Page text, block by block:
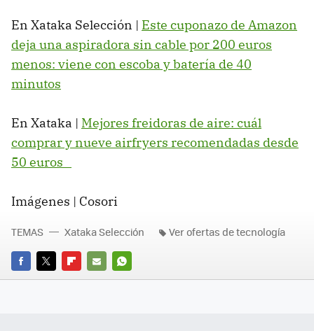
En Xataka Selección | Este cuponazo de Amazon
deja una aspiradora sin cable por 200 euros
menos: viene con escoba y batería de 40
minutos
En Xataka | Mejores freidoras de aire: cuál
comprar y nueve airfryers recomendadas desde
50 euros
Imágenes | Cosori
FACEBOOK
TWITTERFLIPBOARD
E-
WHATSAPP
TEMAS Xataka Selección Ver ofertas de tecnología